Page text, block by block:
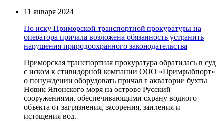
11 января 2024
По иску Приморской транспортной прокуратуры на
оператора причала возложена обязанность устранить
нарушения природоохранного законодательства
Приморская транспортная прокуратура обратилась в суд
с иском к стивидорной компании ООО «Примрыбпорт»
о понуждении оборудовать причал в акватории бухты
Новик Японского моря на острове Русский
сооружениями, обеспечивающими охрану водного
объекта от загрязнения, засорения, заиления и
истощения вод.